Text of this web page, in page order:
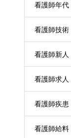
看護師年代
看護師技術
看護師新人
看護師求人
看護師疾患
看護師給料